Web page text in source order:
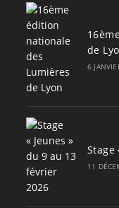
de
6
Stage
11